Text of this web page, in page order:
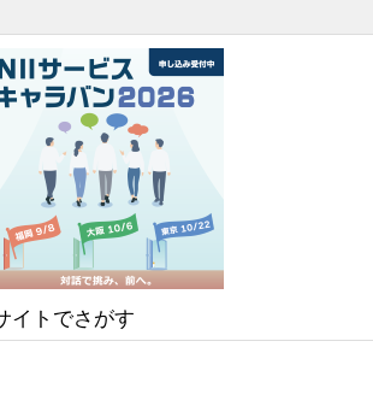
イトでさがす